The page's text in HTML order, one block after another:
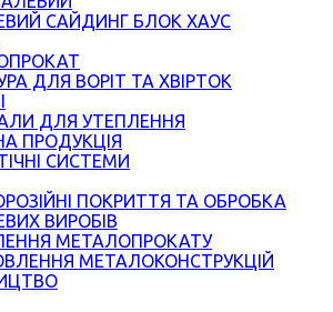
САЙДИНГ БЛОК ХАУС
ДЛЯ ВОРІТ ТА ХВІРТОК
ДЛЯ УТЕПЛЕННЯ
ПРОДУКЦІЯ
СИСТЕМИ
ПОКРИТТЯ ТА ОБРОБКА
ВИРОБІВ
МЕТАЛОПРОКАТУ
МЕТАЛОКОНСТРУКЦІЙ